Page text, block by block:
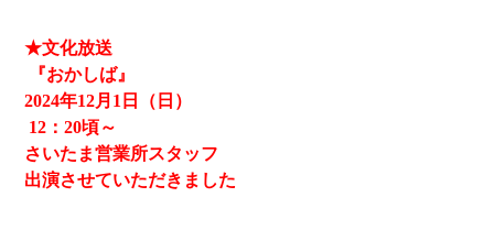
★文化放送
『おかしば』
2024年12月1日（日）
12 ：20頃～
さいたま営業所スタッフ
出演させていただきました